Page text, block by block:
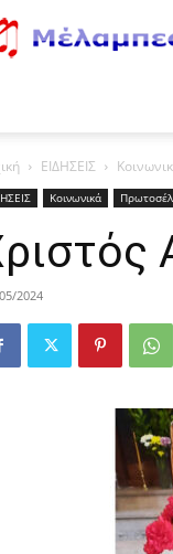
ΕΙΔΗΣΕΙΣ
Κοινωνικά
2024